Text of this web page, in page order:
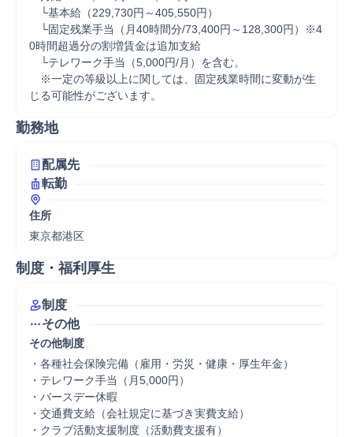
└基本給（229,730円～405,550円）
└固定残業手当（月40時間分/73,400円～128,300円）※4
0時間超過分の割増賃金は追加支給
└テレワーク手当（5,000円/月）を含む。
※一定の等級以上に関しては、固定残業時間に変動が生
じる可能性がございます。
勤務地
配属先
転勤
住所
東京都港区
制度・福利厚生
制度
その他
その他制度
・各種社会保険完備（雇用・労災・健康・厚生年金）
・テレワーク手当（月5,000円）
・バースデー休暇
・交通費支給（会社規定に基づき実費支給）
・クラブ活動支援制度（活動費支援有）